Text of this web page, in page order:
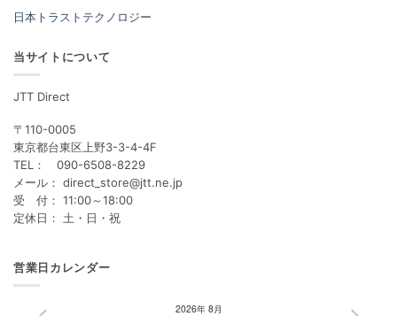
日本トラストテクノロジー
当サイトについて
JTT Direct
〒110-0005
東京都台東区上野3-3-4-4F
TEL： 090-6508-8229
メール： direct_store@jtt.ne.jp
受 付： 11:00～18:00
定休日： 土・日・祝
営業日カレンダー
2026年 8月